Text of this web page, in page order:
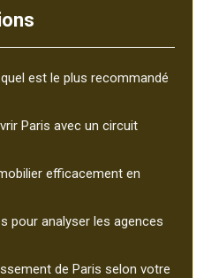
est le plus recommandé
Paris avec un circuit
efficacement en
pour analyser les agences
de Paris selon votre